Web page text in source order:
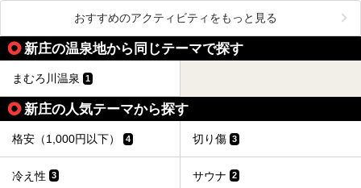
おすすめのアクティビティをもっと見る
新庄の温泉地から同じテーマで探す
まむろ川温泉 1
新庄の人気テーマから探す
格安（1,000円以下） 4 切り傷 3
冷え性 3 サウナ 2